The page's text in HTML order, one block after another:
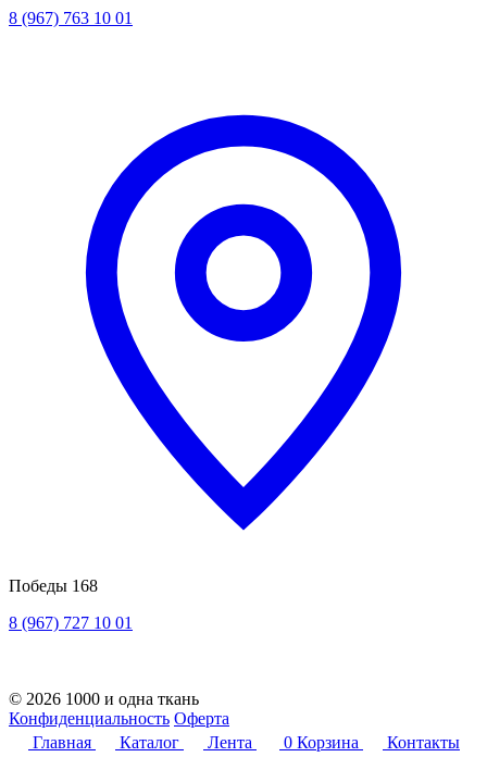
8 (967) 763 10 01
Победы 168
8 (967) 727 10 01
© 2026 1000 и одна ткань
Конфиденциальность Оферта
Главная
Каталог Лента 0 Корзина Контакты